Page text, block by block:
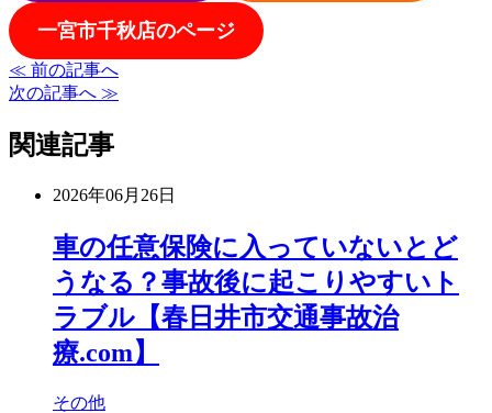
一宮市千秋店のページ
≪ 前の記事へ
次の記事へ ≫
関連記事
2026年06月26日
車の任意保険に入っていないとど
うなる？事故後に起こりやすいト
ラブル【春日井市交通事故治
療.com】
その他